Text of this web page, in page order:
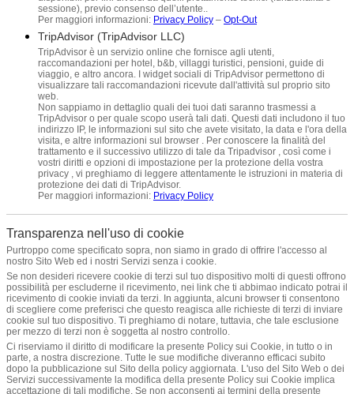
sessione), previo consenso dell’utente..
Per maggiori informazioni: Privacy Policy – Opt-Out
TripAdvisor (TripAdvisor LLC)
TripAdvisor è un servizio online che fornisce agli utenti,
raccomandazioni per hotel, b&b, villaggi turistici, pensioni, guide di
viaggio, e altro ancora. I widget sociali di TripAdvisor permettono di
visualizzare tali raccomandazioni ricevute dall'attività sul proprio sito
web.
Non sappiamo in dettaglio quali dei tuoi dati saranno trasmessi a
TripAdvisor o per quale scopo userà tali dati. Questi dati includono il tuo
indirizzo IP, le informazioni sul sito che avete visitato, la data e l'ora della
visita, e altre informazioni sul browser . Per conoscere la finalità del
trattamento e il successivo utilizzo di tale da Tripadvisor , così come i
vostri diritti e opzioni di impostazione per la protezione della vostra
privacy , vi preghiamo di leggere attentamente le istruzioni in materia di
protezione dei dati di TripAdvisor.
Per maggiori informazioni: Privacy Policy
Transparenza nell'uso di cookie
Purtroppo come specificato sopra, non siamo in grado di offrire l'accesso al
nostro Sito Web ed i nostri Servizi senza i cookie.
Se non desideri ricevere cookie di terzi sul tuo dispositivo molti di questi offrono
possibilità per escluderne il ricevimento, nei link che ti abbimao indicato potrai il
ricevimento di cookie inviati da terzi. In aggiunta, alcuni browser ti consentono
di scegliere come preferisci che questo reagisca alle richieste di terzi di inviare
cookie sul tuo dispositivo. Ti preghiamo di notare, tuttavia, che tale esclusione
per mezzo di terzi non è soggetta al nostro controllo.
Ci riserviamo il diritto di modificare la presente Policy sui Cookie, in tutto o in
parte, a nostra discrezione. Tutte le sue modifiche diveranno efficaci subito
dopo la pubblicazione sul Sito della policy aggiornata. L'uso del Sito Web o dei
Servizi successivamente la modifica della presente Policy sui Cookie implica
accettazione di tali modifiche. Se non acconsenti ai termini della presente